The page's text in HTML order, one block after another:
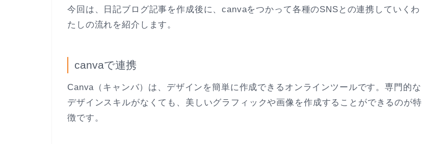
今回は、日記ブログ記事を作成後に、canvaをつかって各種のSNSとの連携していくわ
たしの流れを紹介します。
canvaで連携
Canva（キャンバ）は、デザインを簡単に作成できるオンラインツールです。専門的な
デザインスキルがなくても、美しいグラフィックや画像を作成することができるのが特
徴です。